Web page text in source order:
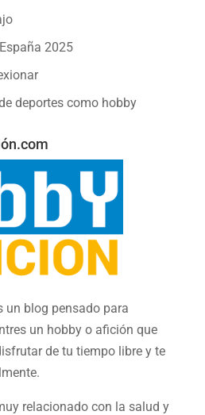
2025
deportes como hobby
un blog pensado para
un hobby o afición que
de tu tiempo libre y te
relacionado con la salud y